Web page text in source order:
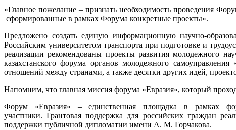
«Главное пожелание – признать необходимость проведения
сформированные в рамках Форума конкретные проекты».
Предложено создать единую информационную научно-
Российским университетом транспорта при подготовке и
реализации рекомендованы проекты развития молодежного
казахстанского форума органов молодежного
отношений между странами, а также десятки других идей,
Напомним, что главная миссия форума «Евразия», который
Форум «Евразия» – единственная площадка в рамках
участники. Грантовая поддержка для российских граждан
поддержки публичной дипломатии имени А. М. Горчакова.